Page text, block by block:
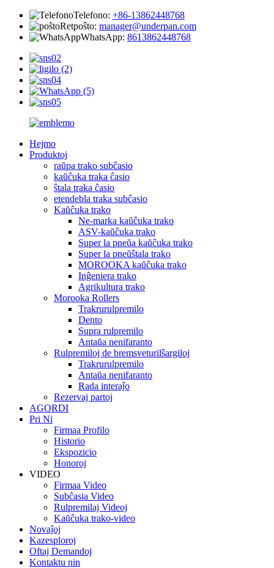
Telefono: +86-13862448768
Retpoŝto: manager@underpan.com
WhatsApp: 8613862448768
Hejmo
Produktoj
raŭpa trako subĉasio
kaŭĉuka traka ĉasio
ŝtala traka ĉasio
etendebla traka subĉasio
Kaŭĉuka trako
Ne-marka kaŭĉuka trako
ASV-kaŭĉuka trako
Super la pneŭa kaŭĉuka trako
Super la pneŭŝtala trako
MOROOKA kaŭĉuka trako
Inĝeniera trako
Agrikultura trako
Morooka Rollers
Trakrurulpremilo
Dento
Supra rulpremilo
Antaŭa nenifaranto
Rulpremiloj de bremsveturilŝargiloj
Trakrurulpremilo
Antaŭa nenifaranto
Rada interaĵo
Rezervaj partoj
AGORDI
Pri Ni
Firmaa Profilo
Historio
Ekspozicio
Honoroj
VIDEO
Firmaa Video
Subĉasia Video
Rulpremilaj Videoj
Kaŭĉuka trako-video
Novaĵoj
Kazesploroj
Oftaj Demandoj
Kontaktu nin